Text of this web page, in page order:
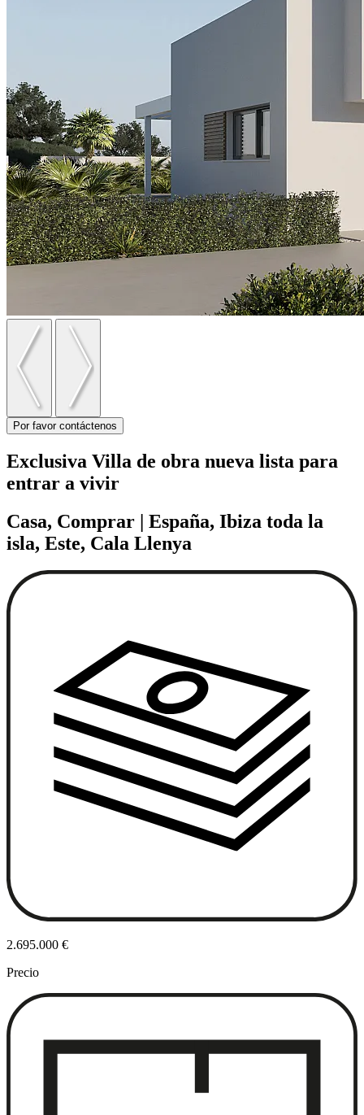
Por favor contáctenos
Exclusiva Villa de obra nueva lista para
entrar a vivir
Casa, Comprar | España, Ibiza toda la
isla, Este, Cala Llenya
2.695.000 €
Precio